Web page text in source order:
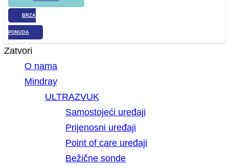
BRZA
PONUDA
Zatvori
O nama
Mindray
ULTRAZVUK
Samostojeći uređaji
Prijenosni uređaji
Point of care uređaji
Bežične sonde